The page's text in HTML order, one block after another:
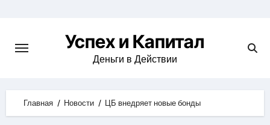
content
Успех и Капитал
Деньги в Действии
Главная Новости ЦБ внедряет новые бонды